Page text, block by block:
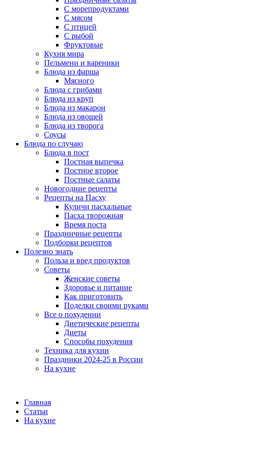
С морепродуктами
С мясом
С птицей
С рыбой
Фруктовые
Кухня мира
Пельмени и вареники
Блюда из фарша
Мясного
Блюда с грибами
Блюда из круп
Блюда из макарон
Блюда из овощей
Блюда из творога
Соусы
Блюда по случаю
Блюда в пост
Постная выпечка
Постное второе
Постные салаты
Новогодние рецепты
Рецепты на Пасху
Куличи пасхальные
Пасха творожная
Время поста
Праздничные рецепты
Подборки рецептов
Полезно знать
Польза и вред продуктов
Советы
Женские советы
Здоровье и питание
Как приготовить
Поделки своими руками
Все о похудении
Диетические рецепты
Диеты
Способы похудения
Техника для кухни
Праздники 2024-25 в России
На кухне
Главная
Статьи
На кухне